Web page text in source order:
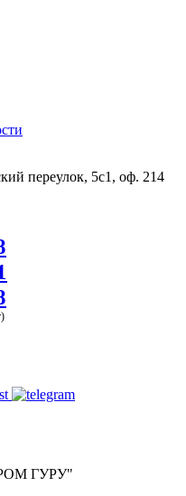
переулок, 5с1, оф. 214
ГУРУ"